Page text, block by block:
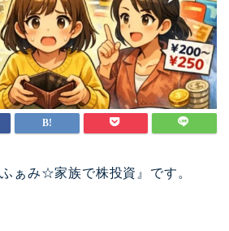
ぁみ☆家族で株投資』です。